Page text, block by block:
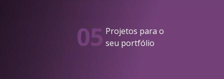
05 Projetos para o
seu portfólio